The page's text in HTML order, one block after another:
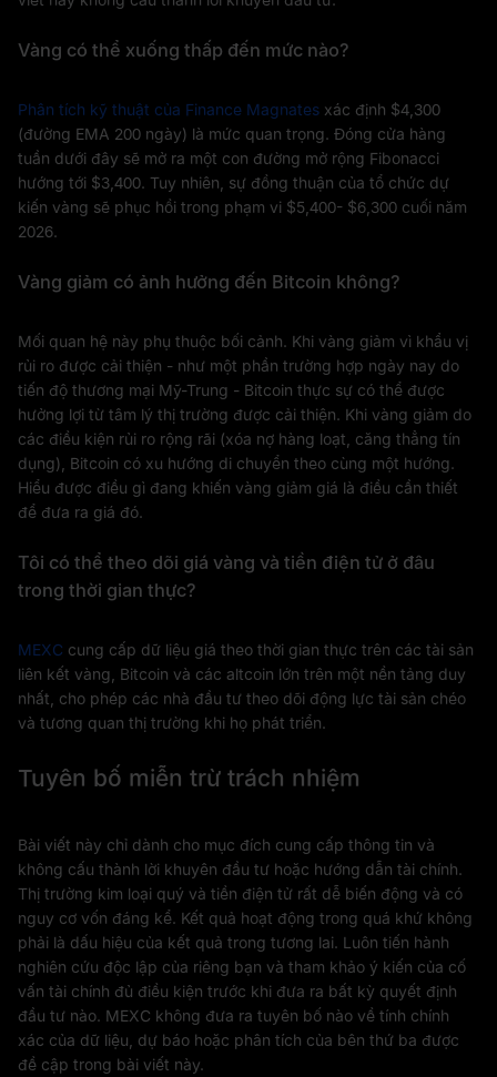
Vàng có thể xuống thấp đến mức nào?
Phân tích kỹ thuật của Finance Magnates xác định $4,300
(đường EMA 200 ngày) là mức quan trọng. Đóng cửa hàng
tuần dưới đây sẽ mở ra một con đường mở rộng Fibonacci
hướng tới $3,400. Tuy nhiên, sự đồng thuận của tổ chức dự
kiến vàng sẽ phục hồi trong phạm vi $5,400- $6,300 cuối năm
2026.
Vàng giảm có ảnh hưởng đến Bitcoin không?
Mối quan hệ này phụ thuộc bối cảnh. Khi vàng giảm vì khẩu vị
rủi ro được cải thiện - như một phần trường hợp ngày nay do
tiến độ thương mại Mỹ-Trung - Bitcoin thực sự có thể được
hưởng lợi từ tâm lý thị trường được cải thiện. Khi vàng giảm do
các điều kiện rủi ro rộng rãi (xóa nợ hàng loạt, căng thẳng tín
dụng), Bitcoin có xu hướng di chuyển theo cùng một hướng.
Hiểu được điều gì đang khiến vàng giảm giá là điều cần thiết
để đưa ra giá đó.
Tôi có thể theo dõi giá vàng và tiền điện tử ở đâu
trong thời gian thực?
MEXC cung cấp dữ liệu giá theo thời gian thực trên các tài sản
liên kết vàng, Bitcoin và các altcoin lớn trên một nền tảng duy
nhất, cho phép các nhà đầu tư theo dõi động lực tài sản chéo
và tương quan thị trường khi họ phát triển.
Tuyên bố miễn trừ trách nhiệm
Bài viết này chỉ dành cho mục đích cung cấp thông tin và
không cấu thành lời khuyên đầu tư hoặc hướng dẫn tài chính.
Thị trường kim loại quý và tiền điện tử rất dễ biến động và có
nguy cơ vốn đáng kể. Kết quả hoạt động trong quá khứ không
phải là dấu hiệu của kết quả trong tương lai. Luôn tiến hành
nghiên cứu độc lập của riêng bạn và tham khảo ý kiến của cố
vấn tài chính đủ điều kiện trước khi đưa ra bất kỳ quyết định
đầu tư nào. MEXC không đưa ra tuyên bố nào về tính chính
xác của dữ liệu, dự báo hoặc phân tích của bên thứ ba được
đề cập trong bài viết này.